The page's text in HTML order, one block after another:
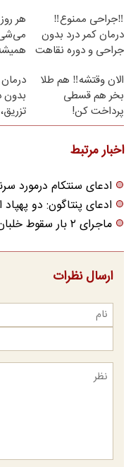
‼️جراحی ممنوع‼️
درمان کمر درد بدون
جراحی و دوره نقاهت
هر
الان وقتشه‼️ هم طلا
بخر هم قسطی
پرداخت کن!
بدون
اخبار مرتبط
ادعای سنتکام درمورد
ادعای پنتاگون: دو
ماجرای ۲ بار سقوط خلبان آمریکایی در جنگ علیه ایران
ارسال نظرات